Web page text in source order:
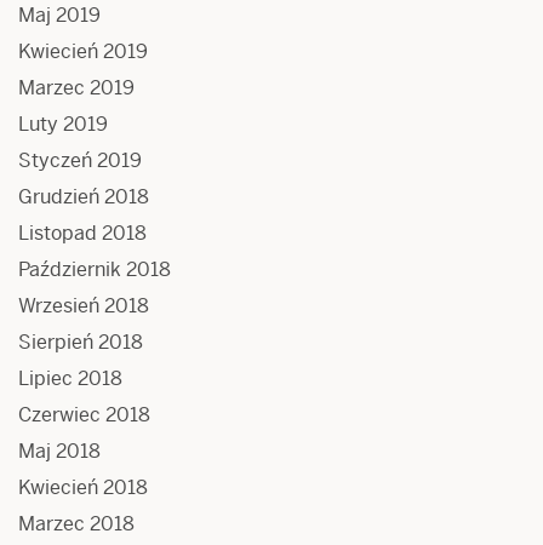
Maj 2019
Kwiecień 2019
Marzec 2019
Luty 2019
Styczeń 2019
Grudzień 2018
Listopad 2018
Październik 2018
Wrzesień 2018
Sierpień 2018
Lipiec 2018
Czerwiec 2018
Maj 2018
Kwiecień 2018
Marzec 2018